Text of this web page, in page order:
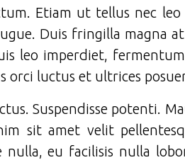
Etiam ut tellus nec
Duis fringilla
leo imperdiet,
orci luctus et ultrices
Suspendisse potenti.
sit amet velit
nulla, eu facilisis nulla